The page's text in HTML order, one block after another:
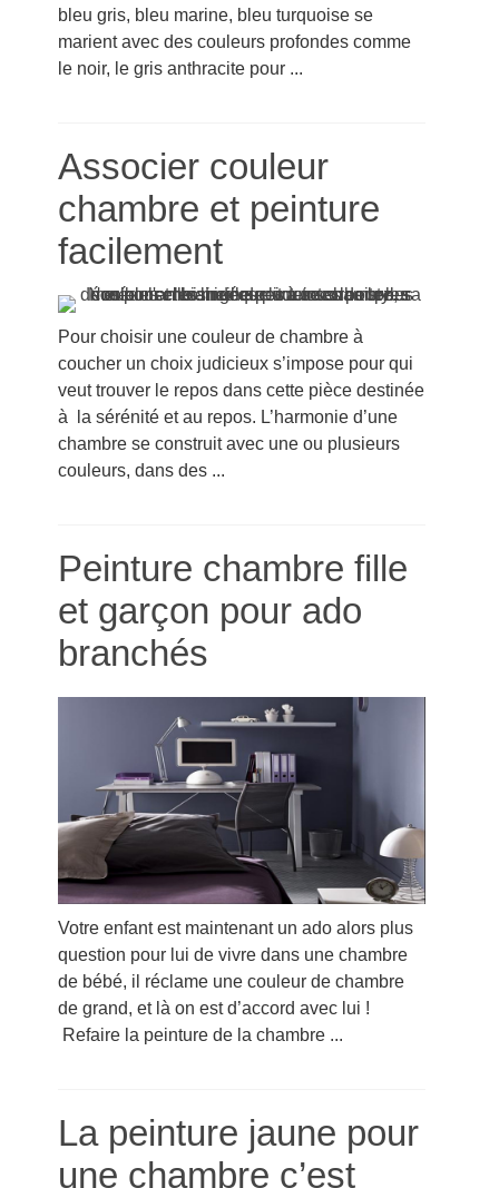
bleu gris, bleu marine, bleu turquoise se
marient avec des couleurs profondes comme
le noir, le gris anthracite pour ...
Associer couleur
chambre et peinture
facilement
Pour choisir une couleur de chambre à
coucher un choix judicieux s’impose pour qui
veut trouver le repos dans cette pièce destinée
à la sérénité et au repos. L’harmonie d’une
chambre se construit avec une ou plusieurs
couleurs, dans des ...
Peinture chambre fille
et garçon pour ado
branchés
Votre enfant est maintenant un ado alors plus
question pour lui de vivre dans une chambre
de bébé, il réclame une couleur de chambre
de grand, et là on est d’accord avec lui !
Refaire la peinture de la chambre ...
La peinture jaune pour
une chambre c’est